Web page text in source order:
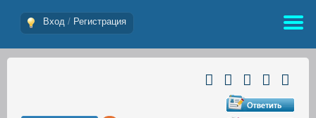
Вход / Регистрация